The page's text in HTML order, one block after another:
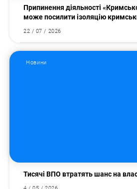
Припинення діяльності
може посилити ізоляцію
22 / 07 / 2026
Новини
Тисячі ВПО втратять шанс на